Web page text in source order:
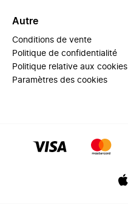
Autre
Conditions de vente
Politique de confidentialité
Politique relative aux cookies
Paramètres des cookies